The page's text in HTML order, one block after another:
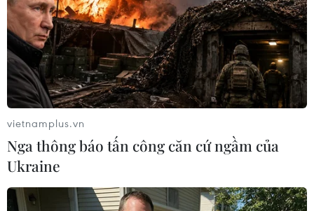
vietnamplus.vn
Nga thông báo tấn công căn cứ ngầm của
Ukraine